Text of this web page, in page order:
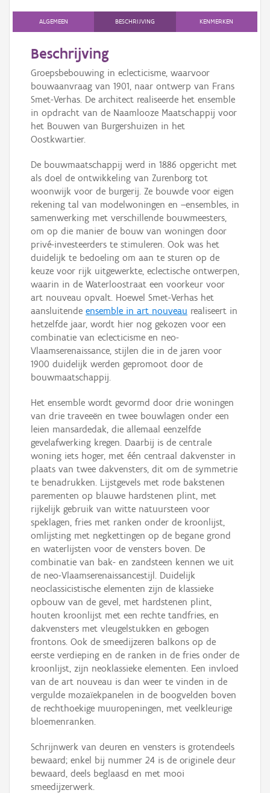
ALGEMEEN BESCHRIJVING KENMERKEN
Beschrijving
Groepsbebouwing in eclecticisme, waarvoor
bouwaanvraag van 1901, naar ontwerp van Frans
Smet-Verhas. De architect realiseerde het ensemble
in opdracht van de Naamlooze Maatschappij voor
het Bouwen van Burgershuizen in het
Oostkwartier.
De bouwmaatschappij werd in 1886 opgericht met
als doel de ontwikkeling van Zurenborg tot
woonwijk voor de burgerij. Ze bouwde voor eigen
rekening tal van modelwoningen en –ensembles, in
samenwerking met verschillende bouwmeesters,
om op die manier de bouw van woningen door
privé-investeerders te stimuleren. Ook was het
duidelijk te bedoeling om aan te sturen op de
keuze voor rijk uitgewerkte, eclectische ontwerpen,
waarin in de Waterloostraat een voorkeur voor
art nouveau opvalt. Hoewel Smet-Verhas het
aansluitende ensemble in art nouveau realiseert in
hetzelfde jaar, wordt hier nog gekozen voor een
combinatie van eclecticisme en neo-
Vlaamserenaissance, stijlen die in de jaren voor
1900 duidelijk werden gepromoot door de
bouwmaatschappij.
Het ensemble wordt gevormd door drie woningen
van drie traveeën en twee bouwlagen onder een
leien mansardedak, die allemaal eenzelfde
gevelafwerking kregen. Daarbij is de centrale
woning iets hoger, met één centraal dakvenster in
plaats van twee dakvensters, dit om de symmetrie
te benadrukken. Lijstgevels met rode bakstenen
parementen op blauwe hardstenen plint, met
rijkelijk gebruik van witte natuursteen voor
speklagen, fries met ranken onder de kroonlijst,
omlijsting met negkettingen op de begane grond
en waterlijsten voor de vensters boven. De
combinatie van bak- en zandsteen kennen we uit
de neo-Vlaamserenaissancestijl. Duidelijk
neoclassicistische elementen zijn de klassieke
opbouw van de gevel, met hardstenen plint,
houten kroonlijst met een rechte tandfries, en
dakvensters met vleugelstukken en gebogen
frontons. Ook de smeedijzeren balkons op de
eerste verdieping en de ranken in de fries onder de
kroonlijst, zijn neoklassieke elementen. Een invloed
van de art nouveau is dan weer te vinden in de
vergulde mozaïekpanelen in de boogvelden boven
de rechthoekige muuropeningen, met veelkleurige
bloemenranken.
Schrijnwerk van deuren en vensters is grotendeels
bewaard; enkel bij nummer 24 is de originele deur
bewaard, deels beglaasd en met mooi
smeedijzerwerk.